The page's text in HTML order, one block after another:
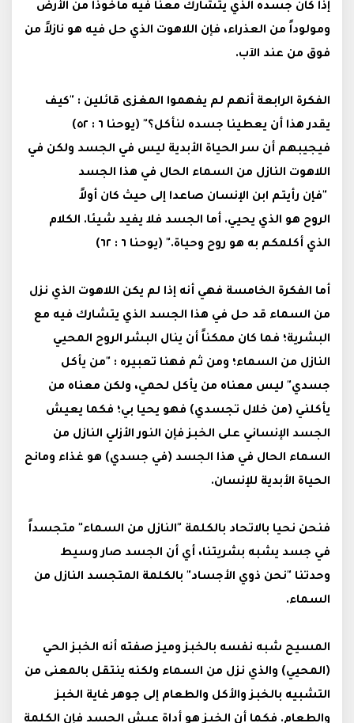
إذا كان جسده الذي يتشارك معنا فيه مأخوذاً من الأرض
ومولوداً من العذراء، فإن اللاهوت الذي حل فيه هو نازلاً من
فوق من عند الآب.
الفكرة الرابعة أنهم لم يفهموا المغزى قائلين : "كيف
يقدر هذا أن يعطينا جسده لنأكل؟" (يوحنا ٦ : ٥٢)
فيجيبهم أن سر الحياة الأبدية ليس في الجسد ولكن في
اللاهوت النازل من السماء الحال في هذا الجسد
"فإن رأيتم ابن الإنسان صاعدا إلى حيث كان أولاً
الروح هو الذي يحيي. أما الجسد فلا يفيد شيئا. الكلام
الذي أكلمكم به هو روح وحياة." (يوحنا ٦ : ٦٢)
‌أما الفكرة الخامسة فهي أنه إذا لم يكن اللاهوت الذي نزل
من السماء قد حل في هذا الجسد الذي يتشارك فيه مع
البشرية؛ فما كان ممكناً أن ينال البشر الروح المحيي
النازل من السماء؛ ومن ثم فهنا تعبيره : "من يأكل
جسدي" ليس معناه من يأكل لحمي، ولكن معناه من
يأكلني (من خلال تجسدي) فهو يحيا بي؛ فكما يعيش
الجسد الإنساني على الخبز فإن النور الأزلي النازل من
السماء الحال في هذا الجسد (في جسدي) هو غذاء ومانح
الحياة الأبدية للإنسان.
فنحن نحيا بالاتحاد بالكلمة "النازل من السماء" متجسداً
في جسد يشبه بشريتنا، أي أن الجسد صار وسيط
وحدتنا "نحن ذوي الأجساد" بالكلمة المتجسد النازل من
السماء.
المسيح شبه نفسه بالخبز وميز صفته أنه الخبز الحي
(المحيي) والذي نزل من السماء ولكنه ينتقل بالمعنى من
التشبيه بالخبز والأكل والطعام إلى جوهر غاية الخبز
والطعام. فكما أن الخبز هو أداة عيش الجسد فإن الكلمة